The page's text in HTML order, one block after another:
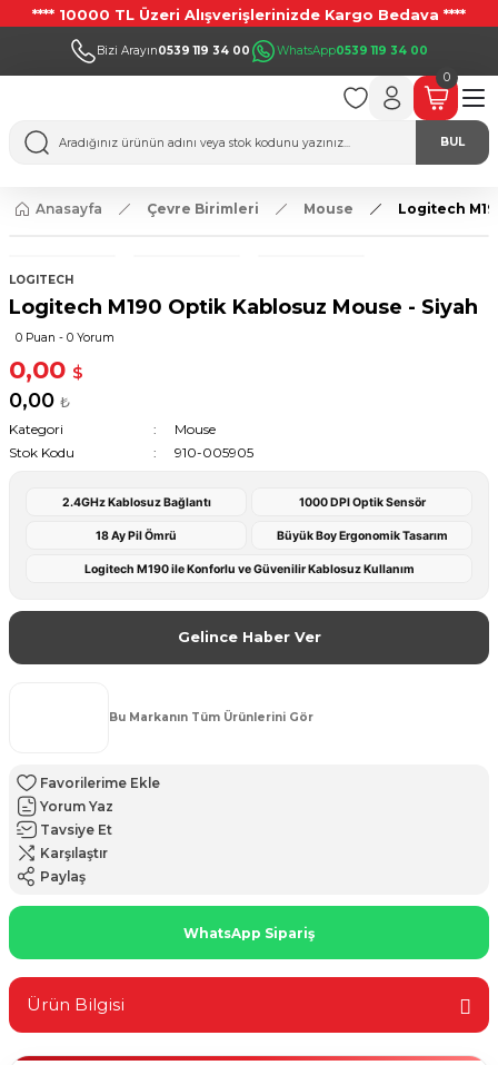
**** 10000 TL Üzeri Alışverişlerinizde Kargo Bedava ****
Bizi Arayın0539 119 34 00 WhatsApp0539 119 34 00
BUL
0
Anasayfa Çevre Birimleri Mouse Logitech
LOGITECH
Logitech M190 Optik Kablosuz Mouse - Siyah
0 Puan - 0 Yorum
0,00 $
0,00 ₺
Kategori
Mouse
Stok Kodu
910-005905
2.4GHz Kablosuz Bağlantı 1000 DPI Optik Sensör
18 Ay Pil Ömrü Büyük Boy Ergonomik Tasarım
Logitech M190 ile Konforlu ve Güvenilir Kablosuz Kullanım
Gelince Haber Ver
Bu Markanın Tüm Ürünlerini Gör
Yorum Yaz
Tavsiye Et
Karşılaştır
Paylaş
WhatsApp Sipariş
Ürün Bilgisi